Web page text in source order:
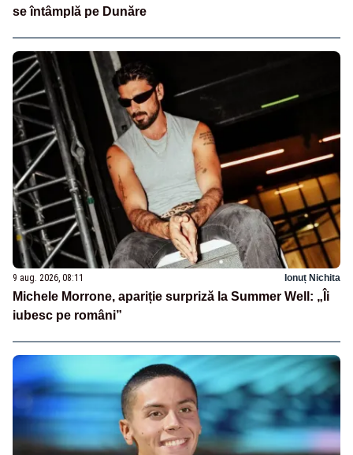
se întâmplă pe Dunăre
9 aug. 2026, 08:11 Ionuț Nichita
Michele Morrone, apariție surpriză la Summer Well: „Îi
iubesc pe români”